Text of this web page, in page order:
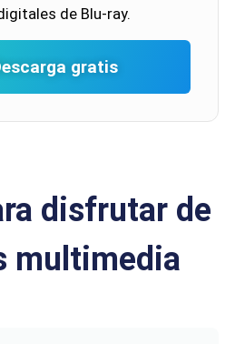
de Blu-ray.
gratis
disfrutar de
multimedia